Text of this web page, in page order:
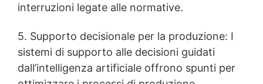
interruzioni legate alle normative.
5. Supporto decisionale per la produzione: I
sistemi di supporto alle decisioni guidati
dall’intelligenza artificiale offrono spunti per